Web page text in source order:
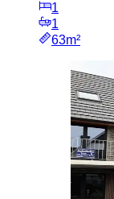
1
1
63m²